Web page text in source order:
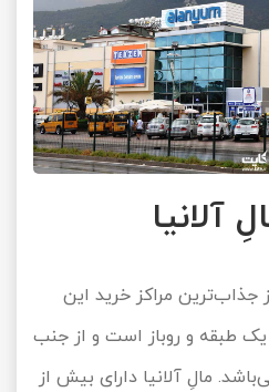
آلانیا
جذاب‌ترین مراکز خرید این
طبقه و روباز است و از جنب
مالِ آلانیا دارای بیش از